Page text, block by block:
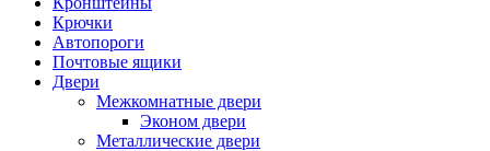
Крючки
Автопороги
Почтовые ящики
Двери
Межкомнатные двери
Эконом двери
Металлические двери